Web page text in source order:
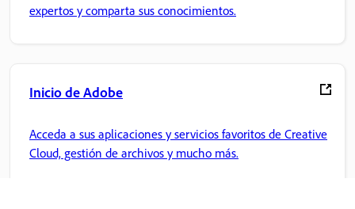
expertos y comparta sus conocimientos.
Inicio de Adobe
Acceda a sus aplicaciones y servicios favoritos de Creative
Cloud, gestión de archivos y mucho más.